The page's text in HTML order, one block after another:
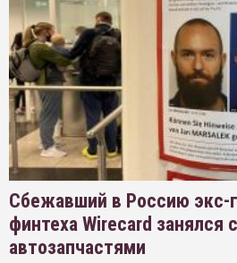
Сбежавший в Россию экс-
финтеха Wirecard занялся
автозапчастями